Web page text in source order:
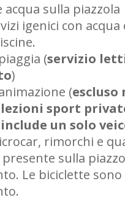
acqua sulla piazzola
igenici con acqua
(servizio
)
(escluso
sport
un solo
rimorchi e
sulla
Le biciclette sono